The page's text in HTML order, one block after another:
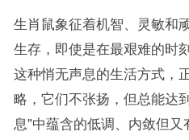
生肖鼠象征着机智、灵敏和
生存，即使是在最艰难的时
这种悄无声息的生活方式，
略，它们不张扬，但总能达
息”中蕴含的低调、内敛但又